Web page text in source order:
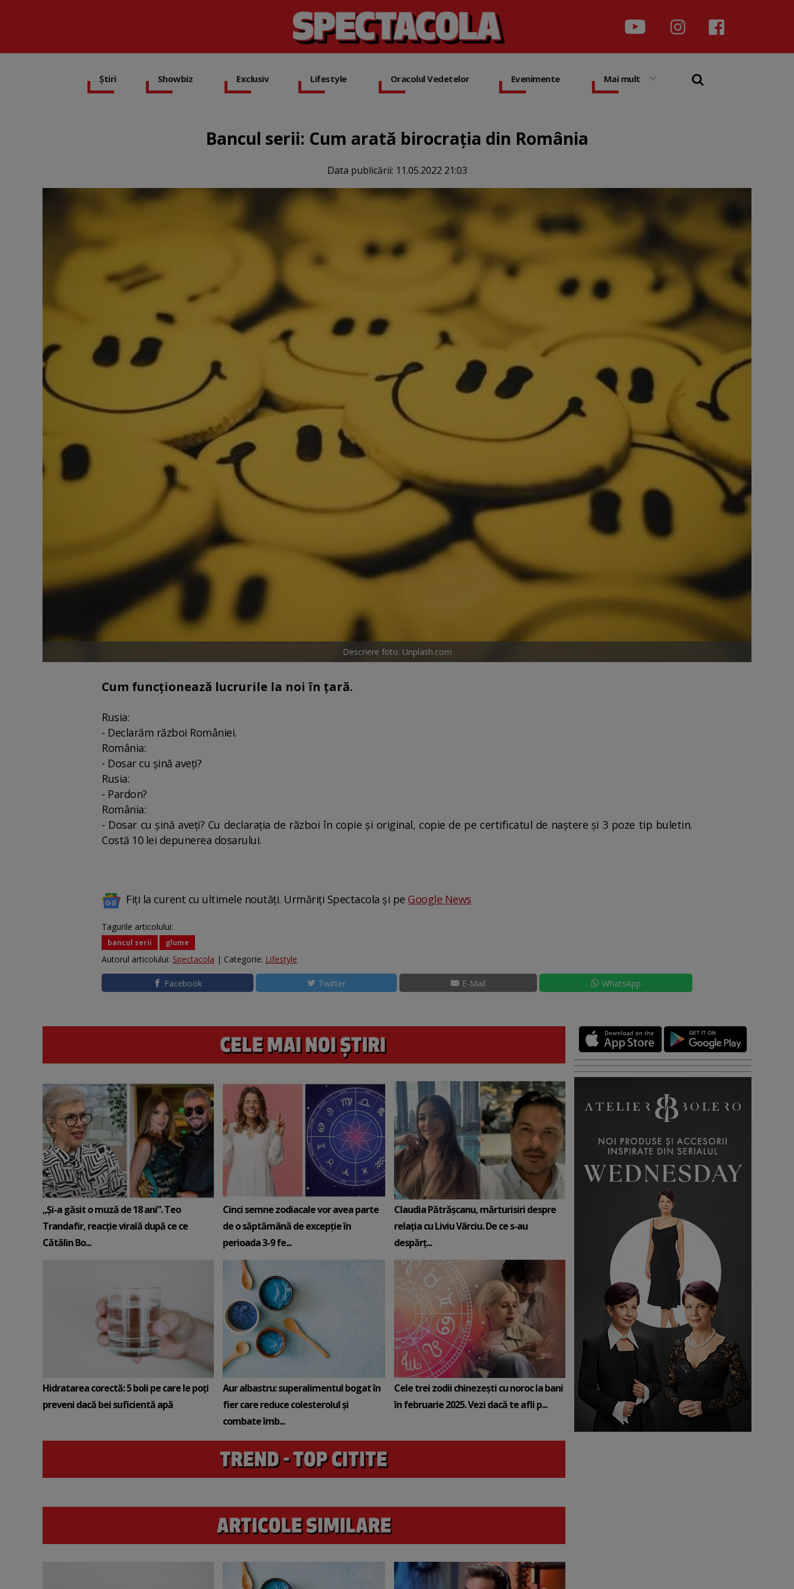
Știri Showbiz Exclusiv Lifestyle Oracolul Vedetelor Evenimente Mai mult
Bancul serii: Cum arată birocrația din România
Data publicării: 11.05.2022 21:03
Descriere foto: Unplash.com
Cum funcționează lucrurile la noi în țară.
Rusia:
- Declarăm război României.
România:
- Dosar cu șină aveți?
Rusia:
- Pardon?
România:
- Dosar cu șină aveți? Cu declarația de război în copie și original, copie de pe certificatul de naștere și 3 poze tip buletin.
Costă 10 lei depunerea dosarului.
Fiți la curent cu ultimele noutăți. Urmăriți Spectacola și pe Google News
Tagurile articolului:
bancul serii glume
Autorul articolului: Spectacola | Categorie: Lifestyle
Facebook Twitter E-Mail WhatsApp
„Și-a găsit o muză de 18 ani”. Teo
Trandafir, reacție virală după ce ce
Cătălin Bo...
Cinci semne zodiacale vor avea parte
de o săptămână de excepție în
perioada 3-9 fe...
Claudia Pătrășcanu, mărturisiri despre
relația cu Liviu Vârciu. De ce s-au
despărț...
Hidratarea corectă: 5 boli pe care le poți
preveni dacă bei suficientă apă
Aur albastru: superalimentul bogat în
fier care reduce colesterolul și
combate îmb...
Cele trei zodii chinezești cu noroc la bani
în februarie 2025. Vezi dacă te afli p...